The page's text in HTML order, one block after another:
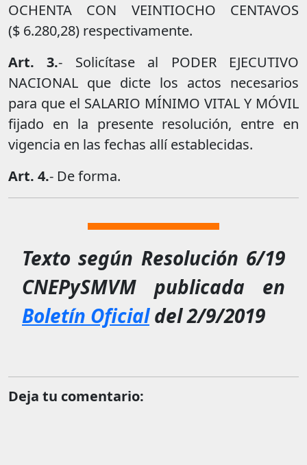
OCHENTA CON VEINTIOCHO CENTAVOS
($ 6.280,28) respectivamente.
Art. 3.- Solicítase al PODER EJECUTIVO
NACIONAL que dicte los actos necesarios
para que el SALARIO MÍNIMO VITAL Y MÓVIL
fijado en la presente resolución, entre en
vigencia en las fechas allí establecidas.
Art. 4.- De forma.
Texto según Resolución 6/19
CNEPySMVM publicada en
Boletín Oficialdel 2/9/2019
Deja tu comentario: